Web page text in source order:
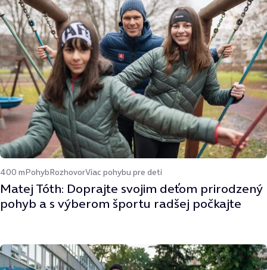
400 mPohybRozhovorViac pohybu pre deti
Matej Tóth: Doprajte svojim deťom prirodzený
pohyb a s výberom športu radšej počkajte